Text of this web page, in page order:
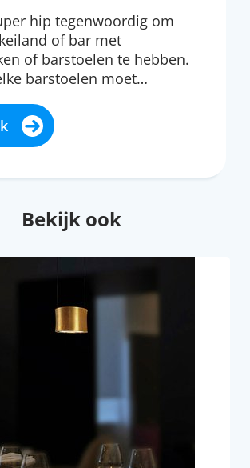
hip tegenwoordig om
of bar met
of barstoelen te hebben.
barstoelen moet…
Bekijk ook